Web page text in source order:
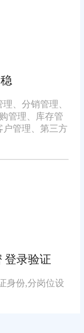
会根据收
单据，指
哪款适
台电商
多渠道运
多仓数据
性与可靠性，但不能
商标、域名等，除特
能存在不实内容或涉
供身份证明、权属证
理。
、分销管理、
管理、库存管
管理、第三方
登录验证
身份,分岗位设